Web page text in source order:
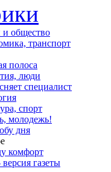
и общество
транспорт
полоса
люди
специалист
спорт
молодежь!
дня
комфорт
газеты